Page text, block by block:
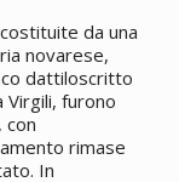
da una
novarese,
dattiloscritto
Virgili, furono
con
rimase
In